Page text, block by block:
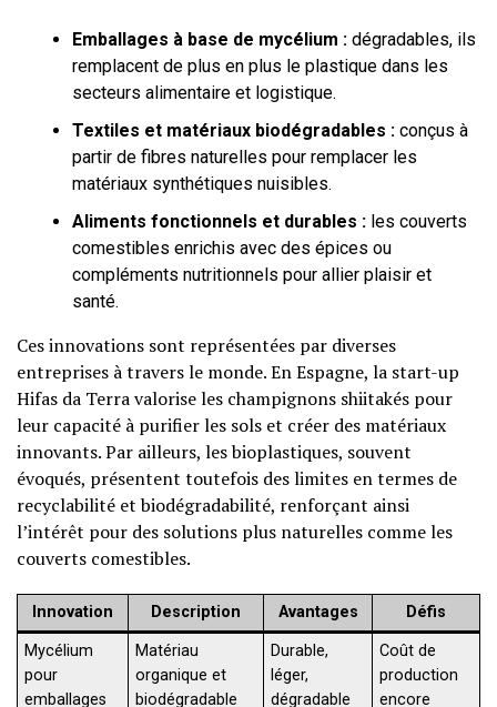
Emballages à base de mycélium : dégradables, ils
remplacent de plus en plus le plastique dans les
secteurs alimentaire et logistique.
Textiles et matériaux biodégradables : conçus à
partir de fibres naturelles pour remplacer les
matériaux synthétiques nuisibles.
Aliments fonctionnels et durables : les couverts
comestibles enrichis avec des épices ou
compléments nutritionnels pour allier plaisir et
santé.
Ces innovations sont représentées par diverses
entreprises à travers le monde. En Espagne, la start-up
Hifas da Terra valorise les champignons shiitakés pour
leur capacité à purifier les sols et créer des matériaux
innovants. Par ailleurs, les bioplastiques, souvent
évoqués, présentent toutefois des limites en termes de
recyclabilité et biodégradabilité, renforçant ainsi
l’intérêt pour des solutions plus naturelles comme les
couverts comestibles.
Innovation Description Avantages Défis
Mycélium
pour
emballages
Matériau
organique et
biodégradable
Durable,
léger,
dégradable
Coût de
production
encore